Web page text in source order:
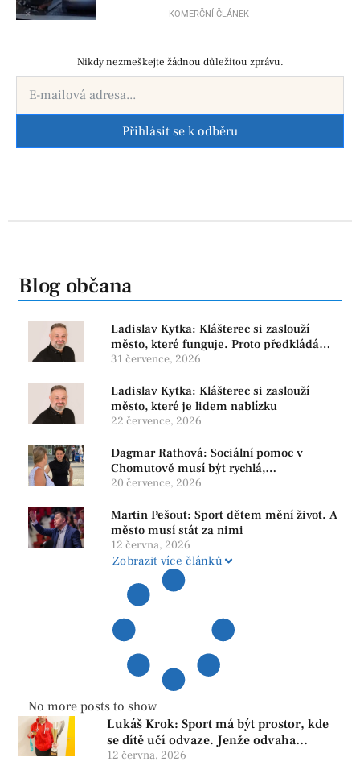
KOMERČNÍ ČLÁNEK
Nikdy nezmeškejte žádnou důležitou zprávu.
Přihlásit se k odběru
Blog občana
Ladislav Kytka: Klášterec si zaslouží
město, které funguje. Proto předkládáme
program, který řeší skutečné problémy
31 července, 2026
Ladislav Kytka: Klášterec si zaslouží
město, které je lidem nablízku
22 července, 2026
Dagmar Rathová: Sociální pomoc v
Chomutově musí být rychlá,
srozumitelná a férová. Ne udržovat lidi v
20 července, 2026
Martin Pešout: Sport dětem mění život. A
město musí stát za nimi
12 června, 2026
Zobrazit více článků
No more posts to show
Lukáš Krok: Sport má být prostor, kde
se dítě učí odvaze. Jenže odvaha
neroste tam, kde se bojí udělat chybu.
12 června, 2026